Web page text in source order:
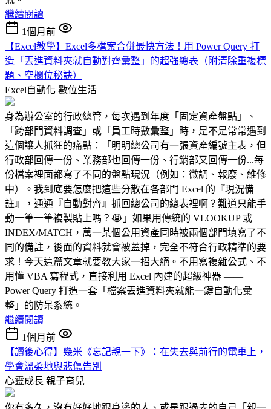
繼續閱讀
1個月前
【Excel教學】Excel多檔案合併最快方法！用 Power Query 打
造「丟進資料夾就自動對齊彙整」的超強總表（附清除重複標
題、空欄位秘訣）
Excel自動化 數位生活
身為辦公室的行政總管，每次遇到年度「固定資產盤點」、
「跨部門資料調查」或「員工時數彙整」時，是不是常常遇到
這個讓人抓狂的痛點：「明明總公司有一張資產編號主表，但
行政部回傳一份、業務部也回傳一份、行銷部又回傳一份...每
份檔案裡面都寫了不同的盤點現況（例如：微調、報廢、維修
中）。我到底要怎麼把這些分散在各部門 Excel 的『現況備
註』，通通『自動對齊』抓回總公司的總表裡啊？難道只能手
動一筆一筆複製貼上嗎？😭」如果用傳統的 VLOOKUP 或
INDEX/MATCH，萬一某個公用資產同時被兩個部門填寫了不
同的備註，後面的資料就會被蓋掉，完全不符合行政精準的要
求！今天這篇文章就要教大家一招大絕。不用寫複雜公式、不
用懂 VBA 寫程式，直接利用 Excel 內建的超級神器 ——
Power Query 打造一套「檔案丟進資料夾就能一鍵自動化彙
整」的防呆系統。
繼續閱讀
1個月前
【讀後心得】幾米《忘記親一下》：在失去與前行的電車上，
學會溫柔地與悲傷告別
心靈成長 親子育兒